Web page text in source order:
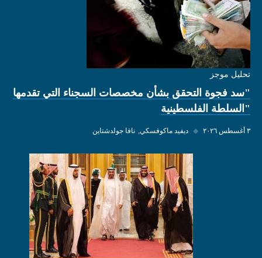
تحليل موجز
"سد فجوة التحقق بشأن مخصصات السجناء التي تقدمها
"السلطة الفلسطينية
٣ أغسطس ٢٠٢٦ ◆ ديفيد ماكوفسكي نافا جولدشتاين